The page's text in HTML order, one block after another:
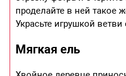
проделайте в ней такое
Украсьте игрушкой
Мягкая ель